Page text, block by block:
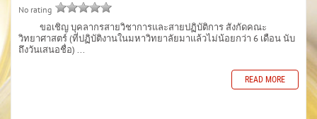
No rating
ขอเชิญ บุคลากรสายวิชาการและสายปฏิบัติการ สังกัดคณะ
วิทยาศาสตร์ (ที่ปฏิบัติงานในมหาวิทยาลัยมาแล้วไม่น้อยกว่า 6 เดือน นับ
ถึงวันเสนอชื่อ) ...
READ MORE